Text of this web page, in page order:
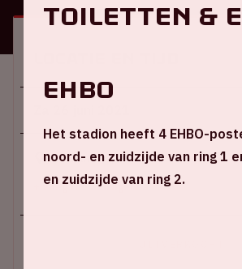
Johan Cruijff ArenA
+ Voeg toe aan agenda
Toiletten &
EHBO
Het stadion heeft 4 EHBO-
noord- en zuidzijde van ring 1
en zuidzijde van ring 2.